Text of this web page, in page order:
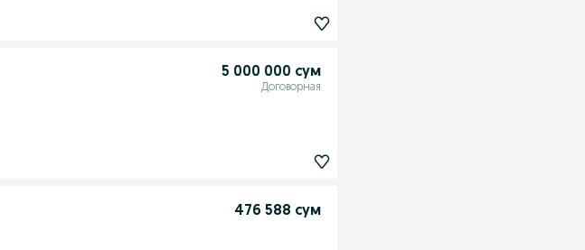
5 000 000 сум
Договорная
476 588 сум